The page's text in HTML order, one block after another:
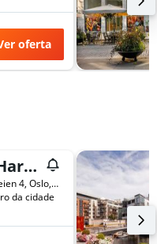
oferta
Hi Oslo Haraldsheim
Haraldsheimveien 4, Oslo, Condado de Oslo, Noruega
da cidade